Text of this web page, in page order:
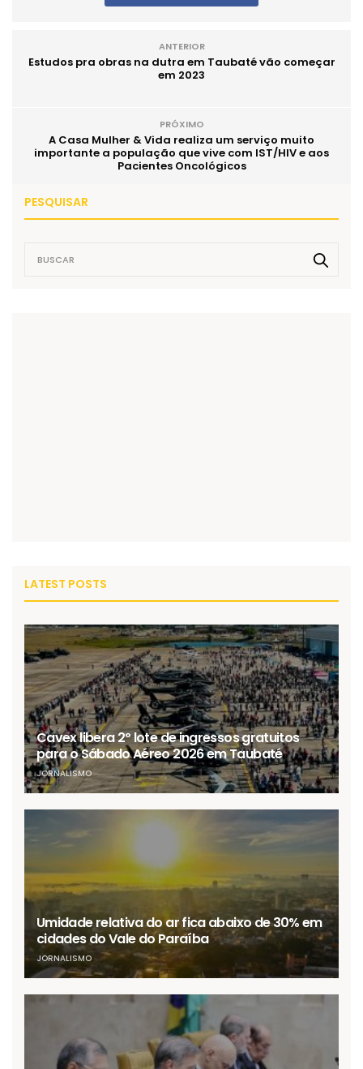
ANTERIOR
Estudos pra obras na dutra em Taubaté vão começar
em 2023
PRÓXIMO
A Casa Mulher & Vida realiza um serviço muito
importante a população que vive com IST/HIV e aos
Pacientes Oncológicos
PESQUISAR
LATEST POSTS
Cavex libera 2º lote de ingressos gratuitos
para o Sábado Aéreo 2026 em Taubaté
JORNALISMO
Umidade relativa do ar fica abaixo de 30% em
cidades do Vale do Paraíba
JORNALISMO